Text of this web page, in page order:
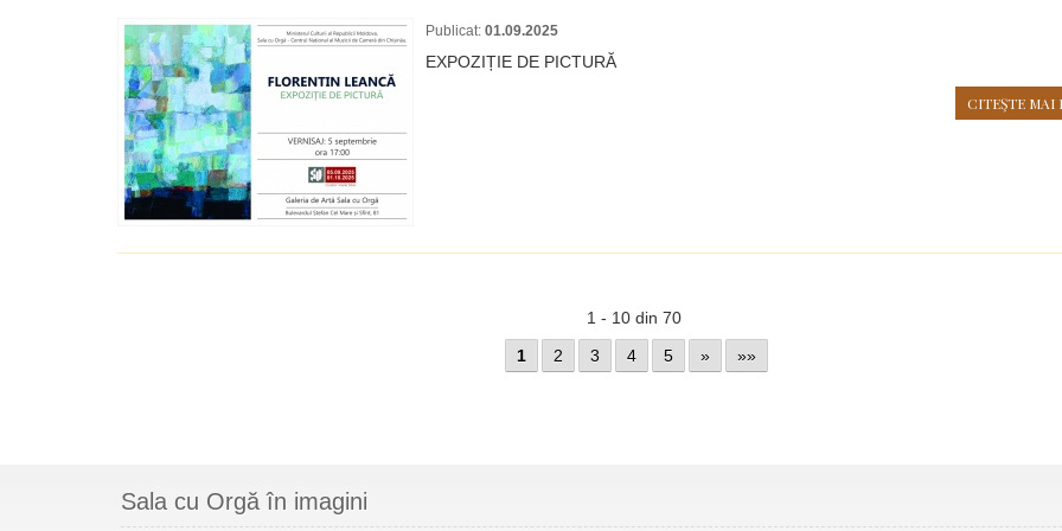
Publicat: 01.09.2025
EXPOZIȚIE DE PICTURĂ
CITEŞTE MAI
1 - 10 din 70
1
2 3 4 5 » »»
Sala cu Orgă în imagini